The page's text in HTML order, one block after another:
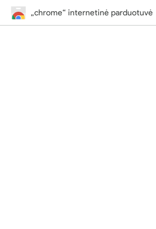
„chrome“ internetinė parduotuvė